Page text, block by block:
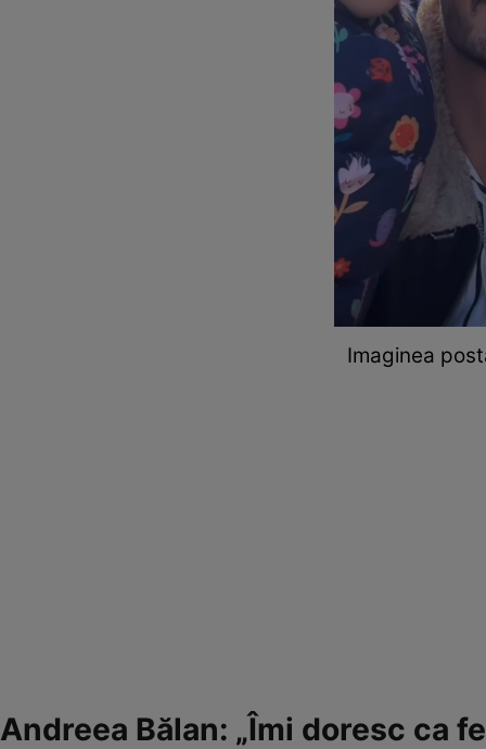
Imaginea
Andreea Bălan: „Îmi doresc ca